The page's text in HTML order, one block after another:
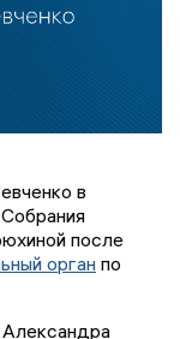
в
после
орган по
Александра